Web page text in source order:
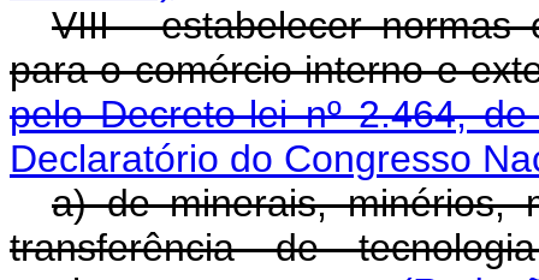
VIII - estabelecer normas
para o comércio
pelo Decreto-lei nº 2.464,
Declaratório do Congresso
a) de minerais, minérios,
transferência de